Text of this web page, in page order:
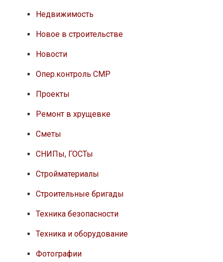
Недвижимость
Новое в строительстве
Новости
Опер.контроль СМР
Проекты
Ремонт в хрущевке
Сметы
СНИПы, ГОСТы
Стройматериалы
Строительные бригады
Техника безопасности
Техника и оборудование
Фотографии